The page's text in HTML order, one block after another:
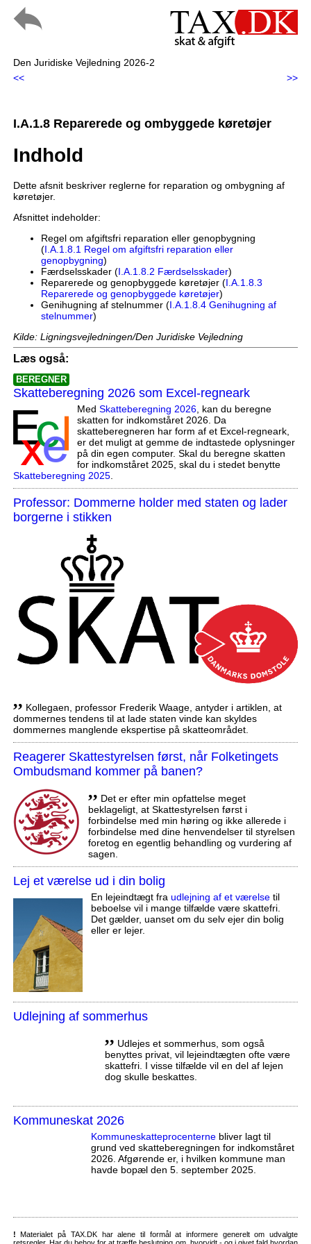
Den Juridiske Vejledning 2026-2
<<
>>
I.A.1.8 Reparerede og ombyggede køretøjer
Indhold
Dette afsnit beskriver reglerne for reparation og ombygning af
køretøjer.
Afsnittet indeholder:
Regel om afgiftsfri reparation eller genopbygning
(I.A.1.8.1 Regel om afgiftsfri reparation eller
genopbygning)
Færdselsskader (I.A.1.8.2 Færdselsskader)
Reparerede og genopbyggede køretøjer (I.A.1.8.3
Reparerede og genopbyggede køretøjer)
Genihugning af stelnummer (I.A.1.8.4 Genihugning af
stelnummer)
Kilde: Ligningsvejledningen/Den Juridiske Vejledning
Læs også:
BEREGNER
Skatteberegning 2026 som Excel-regneark
Med Skatteberegning 2026, kan du beregne
skatten for indkomståret 2026. Da
skatteberegneren har form af et Excel-regneark,
er det muligt at gemme de indtastede oplysninger
på din egen computer. Skal du beregne skatten
for indkomståret 2025, skal du i stedet benytte
Skatteberegning 2025.
Professor: Dommerne holder med staten og lader
borgerne i stikken
,, Kollegaen, professor Frederik Waage, antyder i artiklen, at
dommernes tendens til at lade staten vinde kan skyldes
dommernes manglende ekspertise på skatteområdet.
Reagerer Skattestyrelsen først, når Folketingets
Ombudsmand kommer på banen?
,, Det er efter min opfattelse meget
beklageligt, at Skattestyrelsen først i
forbindelse med min høring og ikke allerede i
forbindelse med dine henvendelser til styrelsen
foretog en egentlig behandling og vurdering af
sagen.
Lej et værelse ud i din bolig
En lejeindtægt fra udlejning af et værelsetil
beboelse vil i mange tilfælde være skattefri.
Det gælder, uanset om du selv ejer din bolig
eller er lejer.
Udlejning af sommerhus
,, Udlejes et sommerhus, som også
benyttes privat, vil lejeindtægten ofte være
skattefri. I visse tilfælde vil en del af lejen
dog skulle beskattes.
Kommuneskat 2026
Kommuneskatte­procenternebliver lagt til
grund ved skatteberegningen for indkomståret
2026. Afgørende er, i hvilken kommune man
havde bopæl den 5. september 2025.
! Materialet på TAX.DK har alene til formål at informere generelt om udvalgte